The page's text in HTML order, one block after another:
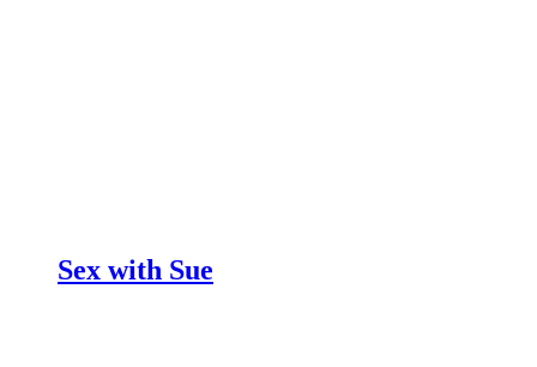
Sex with Sue